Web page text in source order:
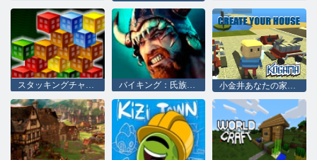
スタッキングチャレンジ バイキング：氏族の戦争 小金井あなたの家を作る